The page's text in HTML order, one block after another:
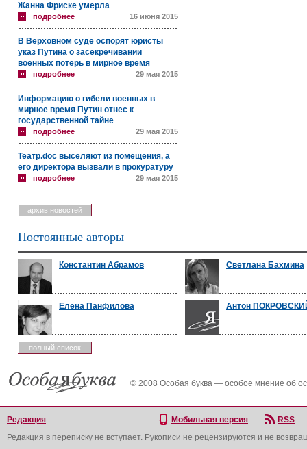
Жанна Фриске умерла
подробнее 16 июня 2015
В Верховном суде оспорят юристы
указ Путина о засекречивании
военных потерь в мирное время
подробнее 29 мая 2015
Информацию о гибели военных в
мирное время Путин отнес к
государственной тайне
подробнее 29 мая 2015
Театр.doc выселяют из помещения, а
его директора вызвали в прокуратуру
подробнее 29 мая 2015
архив новостей
Постоянные авторы
Константин Абрамов Светлана Бахмина
Елена Панфилова Антон
полный список
© 2008 Особая буква — особое мнение об
Редакция Мобильная версия
RSS
Редакция в переписку не вступает. Рукописи не рецензируются и не